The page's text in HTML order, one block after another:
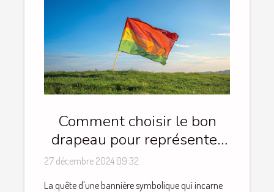
Comment choisir le bon
drapeau pour représenter
votre identité
27 décembre 2024 09:32
La quête d'une bannière symbolique qui incarne